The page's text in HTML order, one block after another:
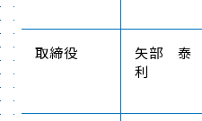
取締役
矢部 泰
利